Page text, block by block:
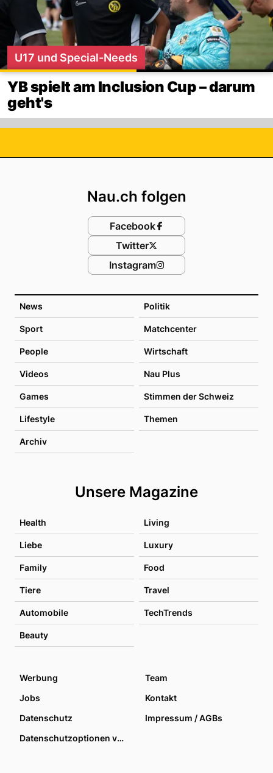
U17 und Special-Needs
YB spielt am Inclusion Cup – darum
geht's
News Politik
Sport Matchcenter
People Wirtschaft
Videos Nau Plus
Games Stimmen der Schweiz
Lifestyle Themen
Archiv
Unsere Magazine
Health Living
Liebe Luxury
Family Food
Tiere Travel
Automobile TechTrends
Beauty
Nau.ch folgen
Facebook
Twitter
Instagram
Werbung
Team
Jobs
Kontakt
Datenschutz
Impressum / AGBs
Datenschutzoptionen verwalten